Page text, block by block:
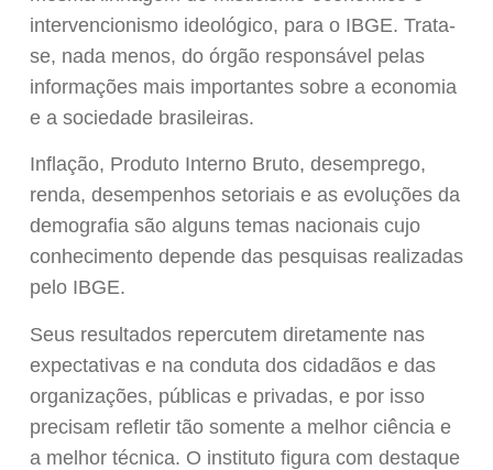
intervencionismo ideológico, para o IBGE. Trata-
se, nada menos, do órgão responsável pelas
informações mais importantes sobre a economia
e a sociedade brasileiras.
Inflação, Produto Interno Bruto, desemprego,
renda, desempenhos setoriais e as evoluções da
demografia são alguns temas nacionais cujo
conhecimento depende das pesquisas realizadas
pelo IBGE.
Seus resultados repercutem diretamente nas
expectativas e na conduta dos cidadãos e das
organizações, públicas e privadas, e por isso
precisam refletir tão somente a melhor ciência e
a melhor técnica. O instituto figura com destaque